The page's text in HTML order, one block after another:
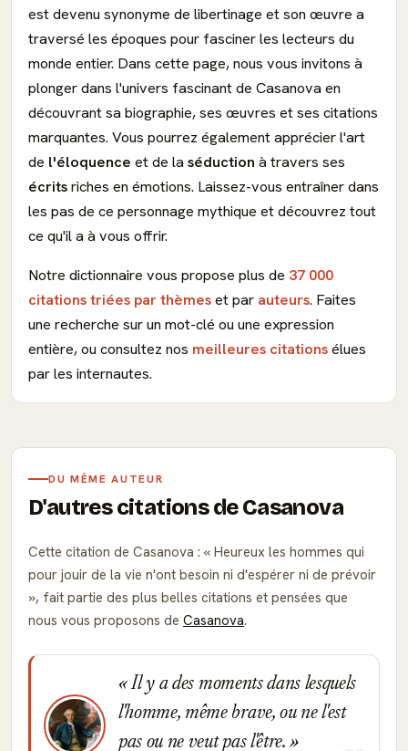
est devenu synonyme de libertinage et son œuvre a
traversé les époques pour fasciner les lecteurs du
monde entier. Dans cette page, nous vous invitons à
plonger dans l'univers fascinant de Casanova en
découvrant sa biographie, ses œuvres et ses citations
marquantes. Vous pourrez également apprécier l'art
de l'éloquence et de la séduction à travers ses
écritsriches en émotions. Laissez-vous entraîner dans
les pas de ce personnage mythique et découvrez tout
ce qu'il a à vous offrir.
Notre dictionnaire vous propose plus de 37 000
citations triées par thèmeset par auteurs. Faites
une recherche sur un mot-clé ou une expression
entière, ou consultez nos meilleures citationsélues
par les internautes.
DU MÊME AUTEUR
D'autres citations de Casanova
Cette citation de Casanova :
Heureux les hommes qui
pour jouir de la vie n'ont besoin ni d'espérer ni de prévoir
, fait partie des plus belles citations et pensées que
nous vous proposons de Casanova.
Il y a des moments dans lesquels
l'homme, même brave, ou ne l'est
pas ou ne veut pas l'être.